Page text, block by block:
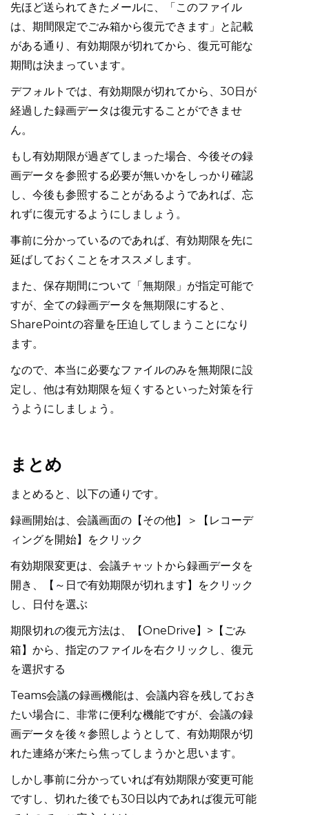
先ほど送られてきたメールに、「このファイル
は、期間限定でごみ箱から復元できます」と記載
がある通り、有効期限が切れてから、復元可能な
期間は決まっています。
デフォルトでは、有効期限が切れてから、30日が
経過した録画データは復元することができませ
ん。
もし有効期限が過ぎてしまった場合、今後その録
画データを参照する必要が無いかをしっかり確認
し、今後も参照することがあるようであれば、忘
れずに復元するようにしましょう。
事前に分かっているのであれば、有効期限を先に
延ばしておくことをオススメします。
また、保存期間について「無期限」が指定可能で
すが、全ての録画データを無期限にすると、
SharePointの容量を圧迫してしまうことになり
ます。
なので、本当に必要なファイルのみを無期限に設
定し、他は有効期限を短くするといった対策を行
うようにしましょう。
まとめ
まとめると、以下の通りです。
録画開始は、会議画面の【その他】＞【レコーデ
ィングを開始】をクリック
有効期限変更は、会議チャットから録画データを
開き、【～日で有効期限が切れます】をクリック
し、日付を選ぶ
期限切れの復元方法は、【OneDrive】>【ごみ
箱】から、指定のファイルを右クリックし、復元
を選択する
Teams会議の録画機能は、会議内容を残しておき
たい場合に、非常に便利な機能ですが、会議の録
画データを後々参照しようとして、有効期限が切
れた連絡が来たら焦ってしまうかと思います。
しかし事前に分かっていれば有効期限が変更可能
ですし、切れた後でも30日以内であれば復元可能